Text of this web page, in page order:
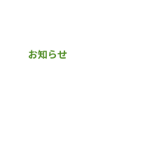
お知らせ